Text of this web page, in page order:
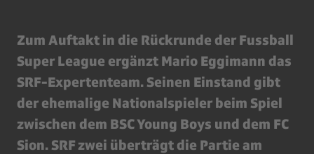
Zum Auftakt in die Rückrunde der Fussball
Super League ergänzt Mario Eggimann das
SRF-Expertenteam. Seinen Einstand gibt
der ehemalige Nationalspieler beim Spiel
zwischen dem BSC Young Boys und dem FC
Sion. SRF zwei überträgt die Partie am